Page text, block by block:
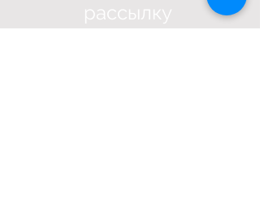
рассылку